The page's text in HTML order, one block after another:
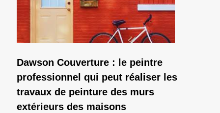
Dawson Couverture : le peintre
professionnel qui peut réaliser les
travaux de peinture des murs
extérieurs des maisons